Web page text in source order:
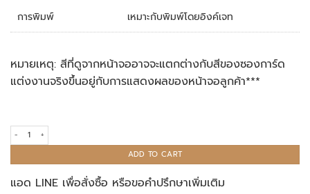
การพิมพ์ เหมาะกับพิมพ์โดยอิงค์เจท
หมายเหตุ: สีที่ดูจากหน้าจออาจจะแตกต่างกับสีของซองการ์ด
แต่งงานจริงขึ้นอยู่กับการแสดงผลของหน้าจอลูกค้า***
ซองการ์ดแต่งงาน 4x9 นิ้ว สีแชมเปญ quantity
ADD TO CART
แอด LINE เพื่อสั่งซื้อ หรือขอคำปรึกษาเพิ่มเติม